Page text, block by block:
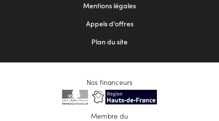
Mentions légales
Appels d'offres
Plan du site
Nos financeurs
Membre du